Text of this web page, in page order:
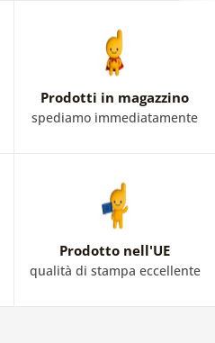
Prodotti in magazzino
spediamo immediatamente
Prodotto nell'UE
qualità di stampa eccellente